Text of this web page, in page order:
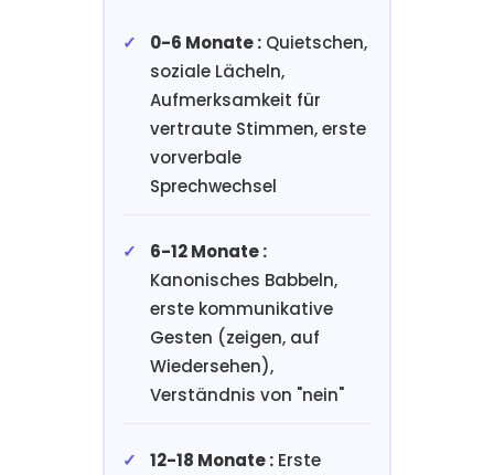
0-6 Monate :Quietschen,
soziale Lächeln,
Aufmerksamkeit für
vertraute Stimmen, erste
vorverbale
Sprechwechsel
6-12 Monate :
Kanonisches Babbeln,
erste kommunikative
Gesten (zeigen, auf
Wiedersehen),
Verständnis von "nein"
12-18 Monate :Erste